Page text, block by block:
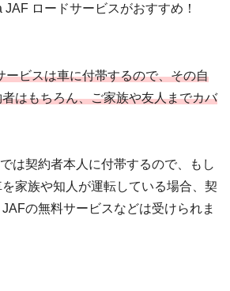
JAF ロードサービスがおすすめ！
ービスは車に付帯するので、その自
はもちろん、ご家族や友人までカバ
は契約者本人に付帯するので、もし
家族や知人が運転している場合、契
の無料サービスなどは受けられま